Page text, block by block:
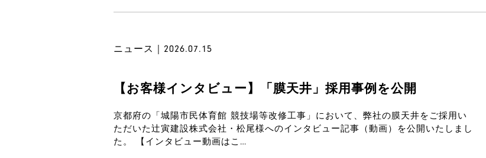
ニュース｜2026.07.15
【お客様インタビュー】「膜天井」採用事例を公開
京都府の「城陽市民体育館 競技場等改修工事」において、弊社の膜天井をご採用い
ただいた辻寅建設株式会社・松尾様へのインタビュー記事（動画）を公開いたしまし
た。 【インタビュー動画はこ…